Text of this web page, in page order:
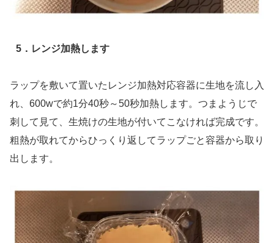
5．レンジ加熱します
ラップを敷いて置いたレンジ加熱対応容器に生地を流し入
れ、600wで約1分40秒～50秒加熱します。つまようじで
刺して見て、生焼けの生地が付いてこなければ完成です。
粗熱が取れてからひっくり返してラップごと容器から取り
出します。